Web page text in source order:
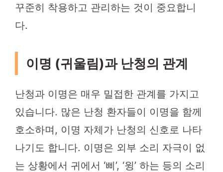
꾸준히 착용하고 관리하는 것이 중요합니
다.
이명 (귀울림)과 난청의 관계
난청과 이명은 매우 밀접한 관계를 가지고
있습니다. 많은 난청 환자들이 이명을 함께
호소하며, 이명 자체가 난청의 신호로 나타
나기도 합니다. 이명은 외부 소리 자극이 없
는 상황에서 귀에서 ‘삐’, ‘윙’ 하는 등의 소리